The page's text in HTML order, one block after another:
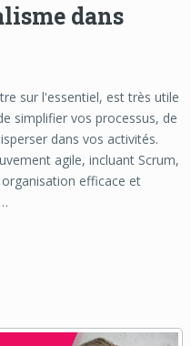
dans
sur l'essentiel, est très utile
simplifier vos processus, de
dans vos activités.
agile, incluant Scrum,
efficace et